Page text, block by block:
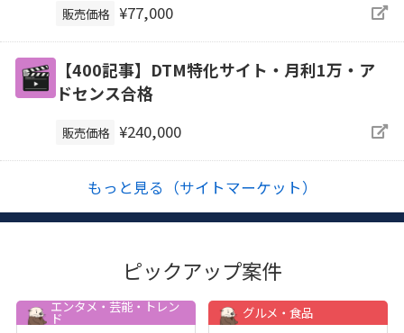
販売価格 ¥77,000
【400記事】DTM特化サイト・月利1万・ア
ドセンス合格
販売価格 ¥240,000
もっと見る（サイトマーケット）
ピックアップ案件
エンタメ・芸能・トレン
ド
グルメ・食品